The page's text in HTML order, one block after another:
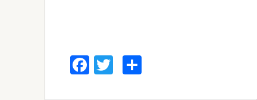
Facebook
Twitter